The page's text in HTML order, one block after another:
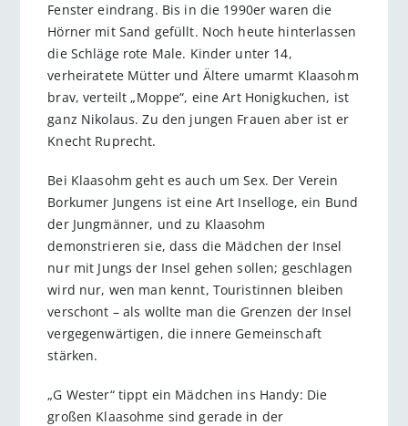
Fenster eindrang. Bis in die 1990er waren die
Hörner mit Sand gefüllt. Noch heute hinterlassen
die Schläge rote Male. Kinder unter 14,
verheiratete Mütter und Ältere umarmt Klaasohm
brav, verteilt „Moppe“, eine Art Honigkuchen, ist
ganz Nikolaus. Zu den jungen Frauen aber ist er
Knecht Ruprecht.
Bei Klaasohm geht es auch um Sex. Der Verein
Borkumer Jungens ist eine Art Inselloge, ein Bund
der Jungmänner, und zu Klaasohm
demonstrieren sie, dass die Mädchen der Insel
nur mit Jungs der Insel gehen sollen; geschlagen
wird nur, wen man kennt, Touristinnen bleiben
verschont – als wollte man die Grenzen der Insel
vergegenwärtigen, die innere Gemeinschaft
stärken.
„G Wester“ tippt ein Mädchen ins Handy: Die
großen Klaasohme sind gerade in der